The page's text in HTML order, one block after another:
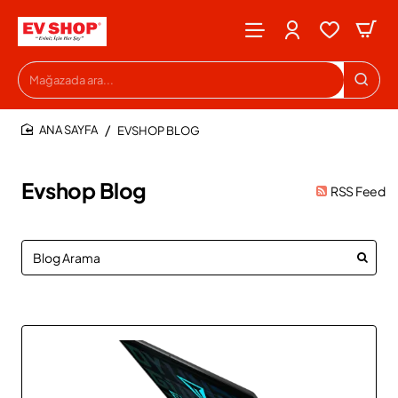
Mağazada
ara...
Evshop Blog RSS Feed
EVSHOP BLOG